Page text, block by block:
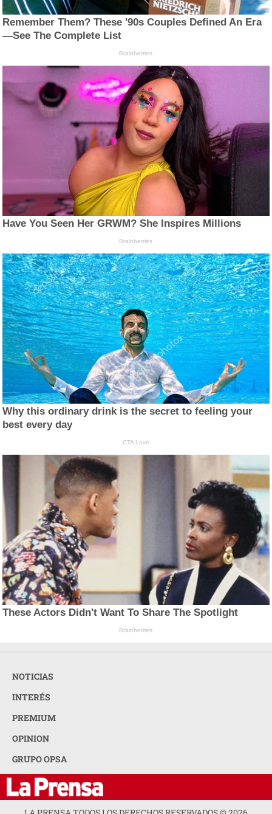
Remember Them? These '90s Couples Defined An Era
—See The Complete List
Brainberries
Have You Seen Her GRWM? She Inspires Millions
Brainberries
Why this ordinary drink is the secret to feeling your
best every day
CTA Love
These Actors Didn't Want To Share The Spotlight
Brainberries
NOTICIAS
INTERÉS
PREMIUM
OPINION
GRUPO OPSA